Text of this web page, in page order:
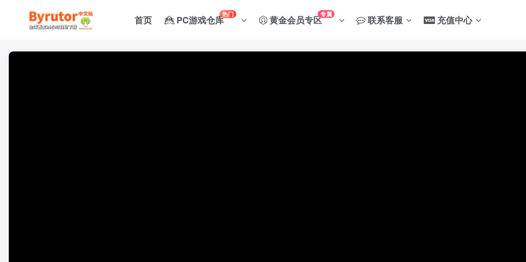
首页 PC游戏仓库热门 黄金会员专区专属 联系客服 充值中心